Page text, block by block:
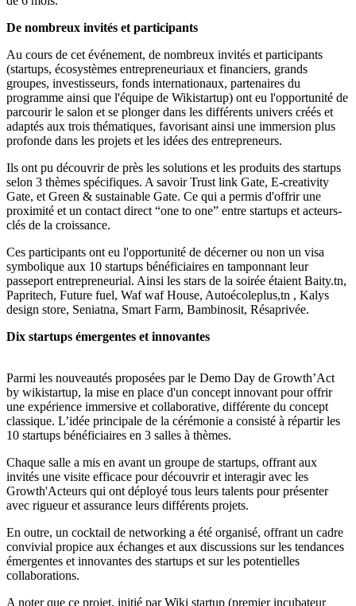
De nombreux invités et participants
Au cours de cet événement, de nombreux invités et participants
(startups, écosystèmes entrepreneuriaux et financiers, grands
groupes, investisseurs, fonds internationaux, partenaires du
programme ainsi que l'équipe de Wikistartup) ont eu l'opportunité de
parcourir le salon et se plonger dans les différents univers créés et
adaptés aux trois thématiques, favorisant ainsi une immersion plus
profonde dans les projets et les idées des entrepreneurs.
Ils ont pu découvrir de près les solutions et les produits des startups
selon 3 thèmes spécifiques. A savoir Trust link Gate, E-creativity
Gate, et Green & sustainable Gate. Ce qui a permis d'offrir une
proximité et un contact direct “one to one” entre startups et acteurs-
clés de la croissance.
Ces participants ont eu l'opportunité de décerner ou non un visa
symbolique aux 10 startups bénéficiaires en tamponnant leur
passeport entrepreneurial. Ainsi les stars de la soirée étaient Baity.tn,
Papritech, Future fuel, Waf waf House, Autoécoleplus,tn , Kalys
design store, Seniatna, Smart Farm, Bambinosit, Résaprivée.
Dix startups émergentes et innovantes
Parmi les nouveautés proposées par le Demo Day de Growth’Act
by wikistartup, la mise en place d'un concept innovant pour offrir
une expérience immersive et collaborative, différente du concept
classique. L’idée principale de la cérémonie a consisté à répartir les
10 startups bénéficiaires en 3 salles à thèmes.
Chaque salle a mis en avant un groupe de startups, offrant aux
invités une visite efficace pour découvrir et interagir avec les
Growth'Acteurs qui ont déployé tous leurs talents pour présenter
avec rigueur et assurance leurs différents projets.
En outre, un cocktail de networking a été organisé, offrant un cadre
convivial propice aux échanges et aux discussions sur les tendances
émergentes et innovantes des startups et sur les potentielles
collaborations.
A noter que ce projet, initié par Wiki startup (premier incubateur